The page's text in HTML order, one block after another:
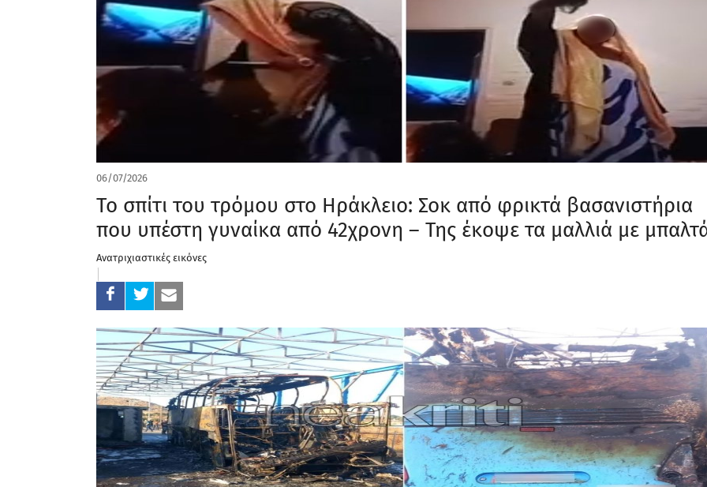
06/07/2026
Το σπίτι του τρόμου στο Ηράκλειο: Σοκ από φρικτά βασανιστήρια
που υπέστη γυναίκα από 42χρονη – Της έκοψε τα μαλλιά με
Ανατριχιαστικές εικόνες